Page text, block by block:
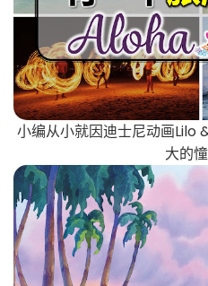
小编从小就因迪士尼动画Lilo
大的憧